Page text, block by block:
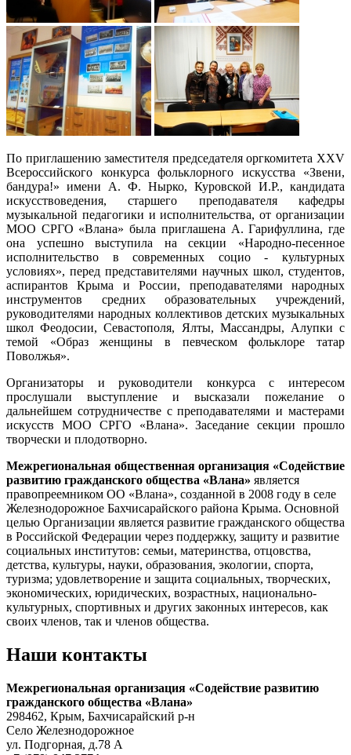
По приглашению заместителя председателя оргкомитета XXV
Всероссийского конкурса фольклорного искусства «Звени,
бандура!» имени А. Ф. Нырко, Куровской И.Р., кандидата
искусствоведения, старшего преподавателя кафедры
музыкальной педагогики и исполнительства, от организации
МОО СРГО «Влана» была приглашена А. Гарифуллина, где
она успешно выступила на секции «Народно-песенное
исполнительство в современных социо - культурных
условиях», перед представителями научных школ, студентов,
аспирантов Крыма и России, преподавателями народных
инструментов средних образовательных учреждений,
руководителями народных коллективов детских музыкальных
школ Феодосии, Севастополя, Ялты, Массандры, Алупки с
темой «Образ женщины в певческом фольклоре татар
Поволжья».
Организаторы и руководители конкурса с интересом
прослушали выступление и высказали пожелание о
дальнейшем сотрудничестве с преподавателями и мастерами
искусств МОО СРГО «Влана». Заседание секции прошло
творчески и плодотворно.
Межрегиональная общественная организация «Содействие
развитию гражданского общества «Влана» является
правопреемником ОО «Влана», созданной в 2008 году в селе
Железнодорожное Бахчисарайского района Крыма. Основной
целью Организации является развитие гражданского общества
в Российской Федерации через поддержку, защиту и развитие
социальных институтов: семьи, материнства, отцовства,
детства, культуры, науки, образования, экологии, спорта,
туризма; удовлетворение и защита социальных, творческих,
экономических, юридических, возрастных, национально-
культурных, спортивных и других законных интересов, как
своих членов, так и членов общества.
Наши контакты
Межрегиональная организация «Содействие развитию
гражданского общества «Влана»
298462, Крым, Бахчисарайский р-н
Село Железнодорожное
ул. Подгорная, д.78 А